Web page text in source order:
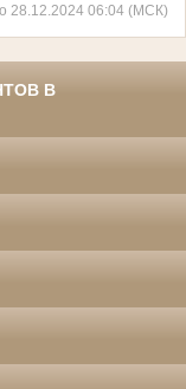
28.12.2024 06:04 (МСК)
В